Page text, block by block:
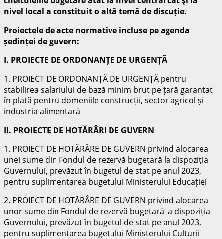
nivel local a constituit o altă temă de discuție.
Proiectele de acte normative incluse pe agenda
ședinței de guvern:
I. PROIECTE DE ORDONANȚE DE URGENȚĂ
1. PROIECT DE ORDONANȚĂ DE URGENȚĂ pentru
stabilirea salariului de bază minim brut pe țară garantat
în plată pentru domeniile construcții, sector agricol și
industria alimentară
II. PROIECTE DE HOTĂRÂRI DE GUVERN
1. PROIECT DE HOTĂRÂRE DE GUVERN privind alocarea
unei sume din Fondul de rezervă bugetară la dispoziția
Guvernului, prevăzut în bugetul de stat pe anul 2023,
pentru suplimentarea bugetului Ministerului Educației
2. PROIECT DE HOTĂRÂRE DE GUVERN privind alocarea
unor sume din Fondul de rezervă bugetară la dispoziția
Guvernului, prevăzut în bugetul de stat pe anul 2023,
pentru suplimentarea bugetului Ministerului Culturii